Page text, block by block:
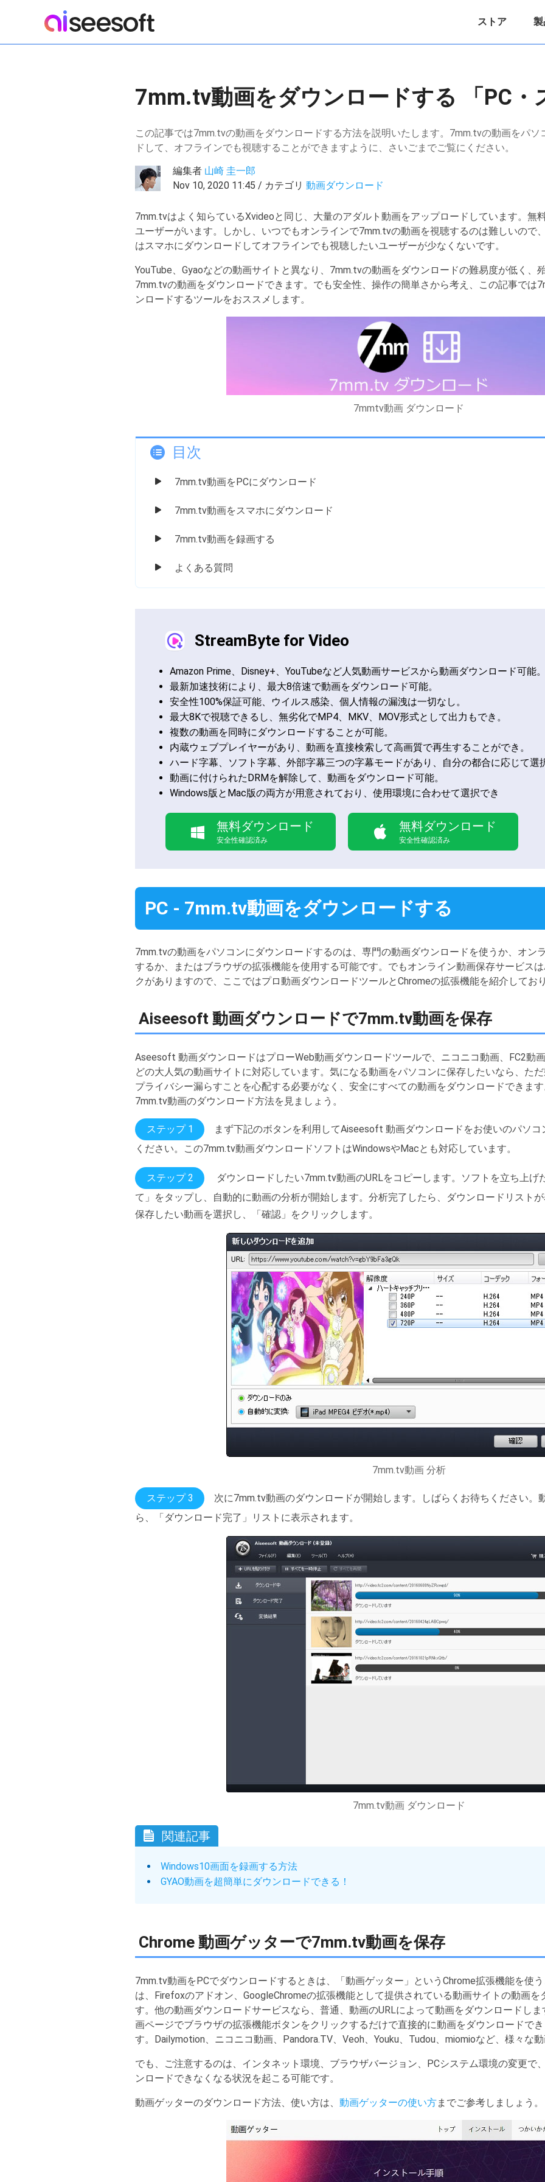
ストア
7mm.tv動画をダウンロードする 「PC・
この記事では7mm.tvの動画をダウンロードする方法を説明いたします。7mm.tvの動画をパソ
ドして、オフラインでも視聴することができますように、さいごまでご覧にください。
編集者 山崎 圭一郎
Nov 10, 2020 11:45 / カテゴリ 動画ダウンロード
7mm.tvはよく知らているXvideoと同じ、大量のアダルト動画をアップロードしています。無
ユーザーがいます。しかし、いつでもオンラインで7mm.tvの動画を視聴するのは難しいので
はスマホにダウンロードしてオフラインでも視聴したいユーザーが少なくないです。
YouTube、Gyaoなどの動画サイトと異なり、7mm.tvの動画をダウンロードの難易度が低く、
7mm.tvの動画をダウンロードできます。でも安全性、操作の簡単さから考え、この記事では
ンロードするツールをおススメします。
7mmtv動画 ダウンロード
目次
7mm.tv動画をPCにダウンロード
7mm.tv動画をスマホにダウンロード
7mm.tv動画を録画する
よくある質問
StreamByte for Video
Amazon Prime、Disney+、YouTubeなど人気動画サービスから動画ダウンロード可能。
最新加速技術により、最大8倍速で動画をダウンロード可能。
安全性100%保証可能、ウイルス感染、個人情報の漏洩は一切なし。
最大8Kで視聴できるし、無劣化でMP4、MKV、MOV形式として出力もでき。
複数の動画を同時にダウンロードすることが可能。
内蔵ウェブプレイヤーがあり、動画を直接検索して高画質で再生することができ。
ハード字幕、ソフト字幕、外部字幕三つの字幕モードがあり、自分の都合に応じて選
動画に付けられたDRMを解除して、動画をダウンロード可能。
Windows版とMac版の両方が用意されており、使用環境に合わせて選択でき
無料ダウンロード
安全性確認済み
無料ダウンロード
安全性確認済み
PC - 7mm.tv動画をダウンロードする
7mm.tvの動画をパソコンにダウンロードするのは、専門の動画ダウンロードを使うか、オン
するか、またはブラウザの拡張機能を使用する可能です。でもオンライン動画保存サービス
クがありますので、ここではプロ動画ダウンロードツールとChromeの拡張機能を紹介しており
Aiseesoft 動画ダウンロードで7mm.tv動画を保存
Aseesoft 動画ダウンロードはプローWeb動画ダウンロードツールで、ニコニコ動画、FC2動
どの大人気の動画サイトに対応しています。気になる動画をパソコンに保存したいなら、ただ
プライバシー漏らすことを心配する必要がなく、安全にすべての動画をダウンロードできま
7mm.tv動画のダウンロード方法を見ましょう。
ステップ 1
まず下記のボタンを利用してAiseesoft 動画ダウンロードをお使いのパソ
ください。この7mm.tv動画ダウンロードソフトはWindowsやMacとも対応しています。
ステップ 2
ダウンロードしたい7mm.tv動画のURLをコピーします。ソフトを立ち上げ
て」をタップし、自動的に動画の分析が開始します。分析完了したら、ダウンロードリスト
保存したい動画を選択し、「確認」をクリックします。
7mm.tv動画 分析
ステップ 3
次に7mm.tv動画のダウンロードが開始します。しばらくお待ちください。
ら、「ダウンロード完了」リストに表示されます。
7mm.tv動画 ダウンロード
関連記事
Windows10画面を録画する方法
GYAO動画を超簡単にダウンロードできる！
Chrome 動画ゲッターで7mm.tv動画を保存
7mm.tv動画をPCでダウンロードするときは、「動画ゲッター」というChrome拡張機能を使
は、Firefoxのアドオン、GoogleChromeの拡張機能として提供されている動画サイトの動画
す。他の動画ダウンロードサービスなら、普通、動画のURLによって動画をダウンロードし
画ページでブラウザの拡張機能ボタンをクリックするだけで直接的に動画をダウンロードで
す。Dailymotion、ニコニコ動画、Pandora.TV、Veoh、Youku、Tudou、miomioなど、様々な
でも、ご注意するのは、インタネット環境、ブラウザバージョン、PCシステム環境の変更で
ンロードできなくなる状況を起こる可能です。
動画ゲッターのダウンロード方法、使い方は、 動画ゲッターの使い方までご参考しましょう。